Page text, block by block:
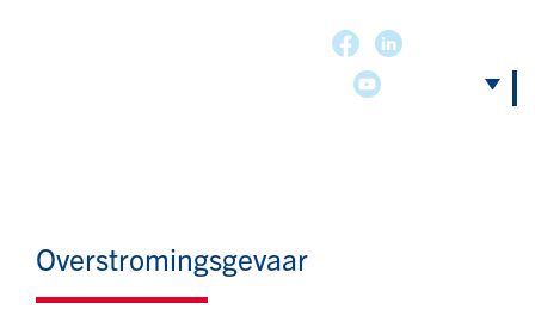
Overstromingsgevaar